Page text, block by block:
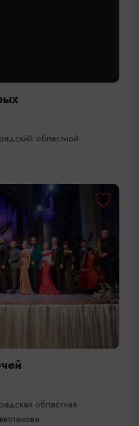
областной
областная